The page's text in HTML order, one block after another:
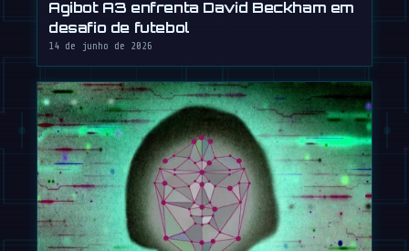
Agibot A3 enfrenta David Beckham em
desafio de futebol
14 de junho de 2026